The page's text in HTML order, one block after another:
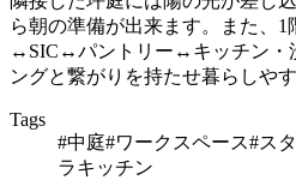
ら朝の準備が出来ます。また、1
↔SIC↔パントリー↔キッチン
ングと繋がりを持たせ暮らしや
Tags
#中庭#ワークスペース#ス
ラキッチン